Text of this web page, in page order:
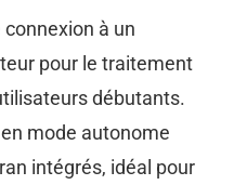
à un
pour le traitement
débutants.
mode autonome
intégrés, idéal pour